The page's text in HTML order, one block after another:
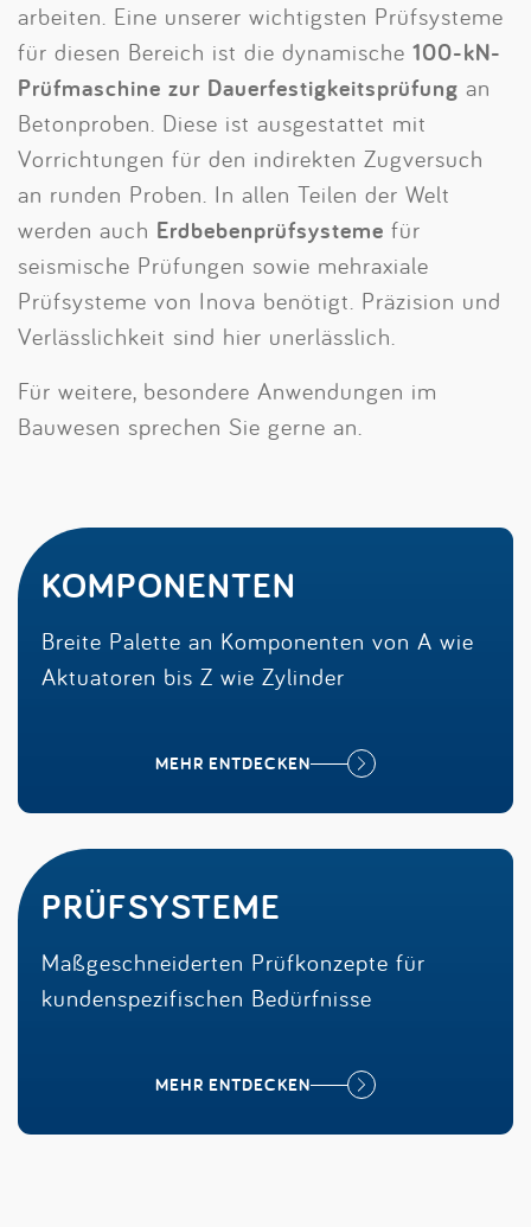
arbeiten. Eine unserer wichtigsten Prüfsysteme
für diesen Bereich ist die dynamische 100-kN-
Prüfmaschine zur Dauerfestigkeitsprüfung an
Betonproben. Diese ist ausgestattet mit
Vorrichtungen für den indirekten Zugversuch
an runden Proben. In allen Teilen der Welt
werden auch Erdbebenprüfsysteme für
seismische Prüfungen sowie mehraxiale
Prüfsysteme von Inova benötigt. Präzision und
Verlässlichkeit sind hier unerlässlich.
Für weitere, besondere Anwendungen im
Bauwesen sprechen Sie gerne an.
KOMPONENTEN
Breite Palette an Komponenten von A wie
Aktuatoren bis Z wie Zylinder
MEHR ENTDECKEN
PRÜFSYSTEME
Maßgeschneiderten Prüfkonzepte für
kundenspezifischen Bedürfnisse
MEHR ENTDECKEN